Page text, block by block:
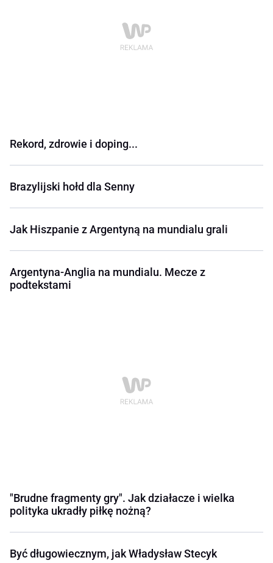
Rekord, zdrowie i doping...
Brazylijski hołd dla Senny
Jak Hiszpanie z Argentyną na mundialu grali
Argentyna-Anglia na mundialu. Mecze z
podtekstami
"Brudne fragmenty gry". Jak działacze i wielka
polityka ukradły piłkę nożną?
Być długowiecznym, jak Władysław Stecyk